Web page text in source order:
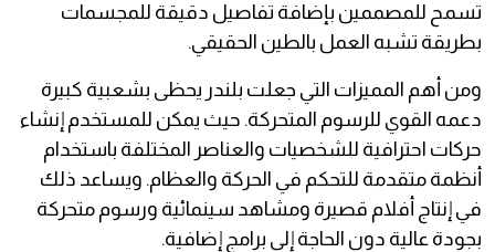
تسمح للمصممين بإضافة تفاصيل دقيقة للمجسمات
بطريقة تشبه العمل بالطين الحقيقي.
ومن أهم المميزات التي جعلت بلندر يحظى بشعبية كبيرة
دعمه القوي للرسوم المتحركة. حيث يمكن للمستخدم إنشاء
حركات احترافية للشخصيات والعناصر المختلفة باستخدام
أنظمة متقدمة للتحكم في الحركة والعظام. ويساعد ذلك
في إنتاج أفلام قصيرة ومشاهد سينمائية ورسوم متحركة
بجودة عالية دون الحاجة إلى برامج إضافية.